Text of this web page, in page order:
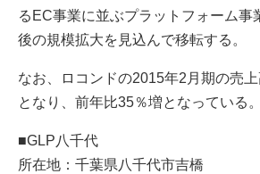
るEC事業に並ぶプラットフォーム
後の規模拡大を見込んで移転する。
なお、ロコンドの2015年2月期の売
となり、前年比35％増となっている。
■GLP八千代
所在地：千葉県八千代市吉橋